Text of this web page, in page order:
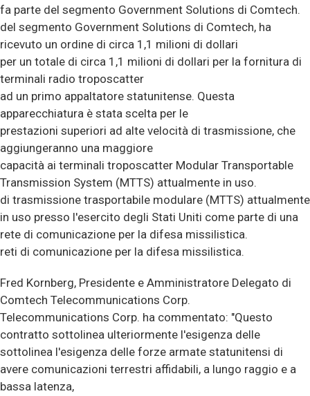
fa parte del segmento Government Solutions di Comtech.
del segmento Government Solutions di Comtech, ha
ricevuto un ordine di circa 1,1 milioni di dollari
per un totale di circa 1,1 milioni di dollari per la fornitura di
terminali radio troposcatter
ad un primo appaltatore statunitense. Questa
apparecchiatura è stata scelta per le
prestazioni superiori ad alte velocità di trasmissione, che
aggiungeranno una maggiore
capacità ai terminali troposcatter Modular Transportable
Transmission System (MTTS) attualmente in uso.
di trasmissione trasportabile modulare (MTTS) attualmente
in uso presso l'esercito degli Stati Uniti come parte di una
rete di comunicazione per la difesa missilistica.
reti di comunicazione per la difesa missilistica.
Fred Kornberg, Presidente e Amministratore Delegato di
Comtech Telecommunications Corp.
Telecommunications Corp. ha commentato: "Questo
contratto sottolinea ulteriormente l'esigenza delle
sottolinea l'esigenza delle forze armate statunitensi di
avere comunicazioni terrestri affidabili, a lungo raggio e a
bassa latenza,